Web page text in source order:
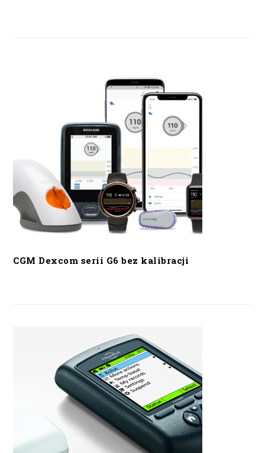
CGM Dexcom serii G6 bez kalibracji